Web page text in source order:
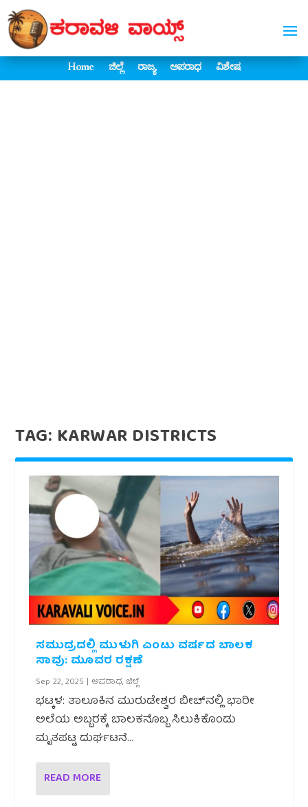
Home ಜಿಲ್ಲೆ ರಾಜ್ಯ ಅಪರಾಧ ವಿಶೇಷ
TAG: KARWAR DISTRICTS
ಸಮುದ್ರದಲ್ಲಿ ಮುಳುಗಿ ಎಂಟು ವರ್ಷದ ಬಾಲಕ
ಸಾವು: ಮೂವರ ರಕ್ಷಣೆ
Sep 22, 2025 | ಅಪರಾಧ, ಜಿಲ್ಲೆ
ಭಟ್ಕಳ: ತಾಲೂಕಿನ ಮುರುಡೇಶ್ವರ ಬೀಚ್‌ನಲ್ಲಿ ಭಾರೀ
ಅಲೆಯ ಅಬ್ಬರಕ್ಕೆ ಬಾಲಕನೊಬ್ಬ ಸಿಲುಕಿಕೊಂಡು
ಮೃತಪಟ್ಟ ದುರ್ಘಟನೆ...
READ MORE